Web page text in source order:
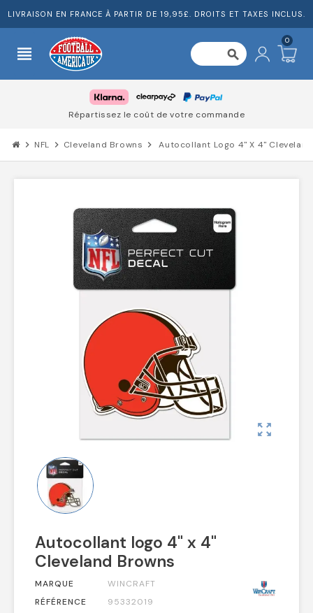
LIVRAISON EN FRANCE À PARTIR DE 19,95£. DROITS ET TAXES INCLUS.
view_headline search
0
Répartissez le coût de votre commande
chevron_right NFL chevron_right Cleveland Browns chevron_right Autocollant Logo 4" X 4"
zoom_out_map
Autocollant logo 4" x 4"
Cleveland Browns
MARQUE
WINCRAFT
RÉFÉRENCE
95332019